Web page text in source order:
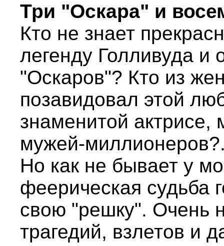
Три "Оскара" и
Кто не знает
легенду Голливуда и
"Оскаров"? Кто из
позавидовал этой
знаменитой актрисе,
мужей-
Но как не бывает у
феерическая судьба
свою "решку". Очень
трагедий, взлетов и